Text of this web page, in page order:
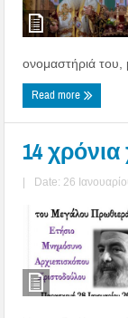
ονομαστήριά του,
Read more
14
| Date: 26